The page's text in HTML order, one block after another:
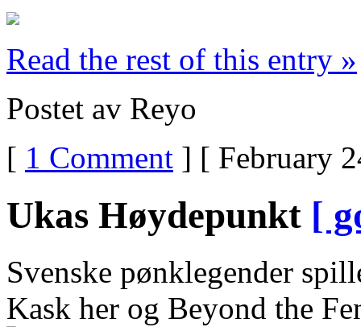
Read the rest of this entry »
Postet av Reyo
[ 1 Comment ] [ February
Ukas Høydepunkt [
Svenske pønklegender
Kask her og Beyond the